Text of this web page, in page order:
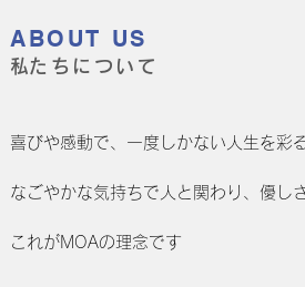
​私たちについて
ABOUT US
喜びや感動で、一度しかない人生を彩
なごやかな気持ちで人と関わり、優し
これがMOAの理念です